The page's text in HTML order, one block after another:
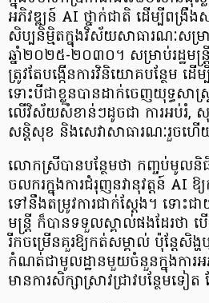
អភិវឌ្ឍន៍ AI ថ្នាក់ជាតិ ដើម្បីពង្រឹងស
សិប្បនិម្មិតក្នុងវិស័យសាធារណៈសម្រ
ឆ្នាំ២០២៥-២០៣០។ សម្រាប់រដ្ឋមន្ត្
ត្រូវតែបង្កើនការវិនិយោគបន្ថែម ដើម្
ទោះបីជាខ្លួនបានដាក់ចេញយុទ្ធសា
លើវិស័យសំខាន់ៗដូចជា ការអប់រំ, សុ
សន្តិសុខ និងសេវាសាធារណៈរួចហ
លោកស្រីបានបន្ថែមថា កញ្ចប់មូលនិធិ
ចលករក្នុងការជំរុញនវានុវត្តន៍ AI ឱ្
ទៅនឹងតម្រូវការជាក់ស្តែង។ ទោះ
មន្ត្រី ក៏បានទទួលស្គាល់ផងដែរថា ប
រីកចម្រើនគួរឱ្យកត់សម្គាល់ ប៉ុន្តែសិ
កំណត់ជាមូលដ្ឋានមួយចំនួនក្នុងការអ
មានការសិក្សាស្រាវជ្រាវបន្ថែមទៀ